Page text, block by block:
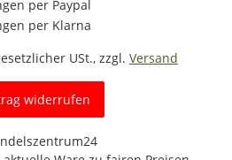
USt., zzgl. Versand
widerrufen